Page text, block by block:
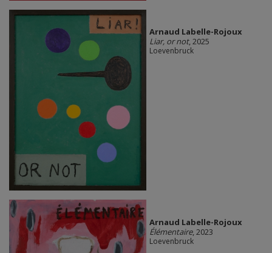
Arnaud Labelle-Rojoux
Liar, or not, 2025
Loevenbruck
Arnaud Labelle-Rojoux
Élémentaire, 2023
Loevenbruck